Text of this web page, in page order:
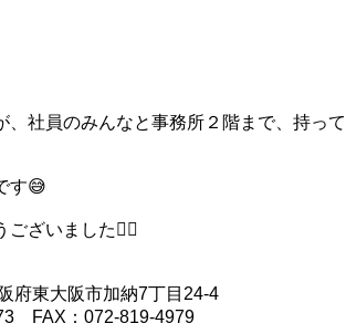
、社員のみんなと事務所２階まで、持って
す😅
ざいました🙇‍♂️
東大阪市加納7丁目24-4
FAX：072-819-4979